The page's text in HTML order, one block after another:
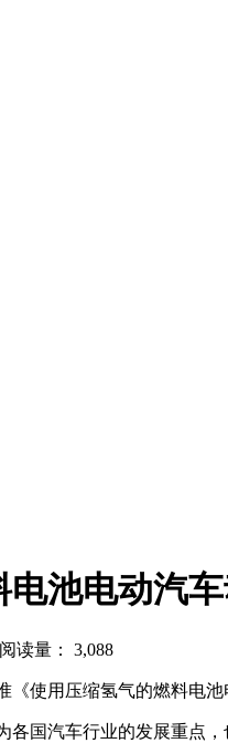
池电动汽
阅读量： 3,088
使用压缩氢气的燃料电
国汽车行业的发展重点